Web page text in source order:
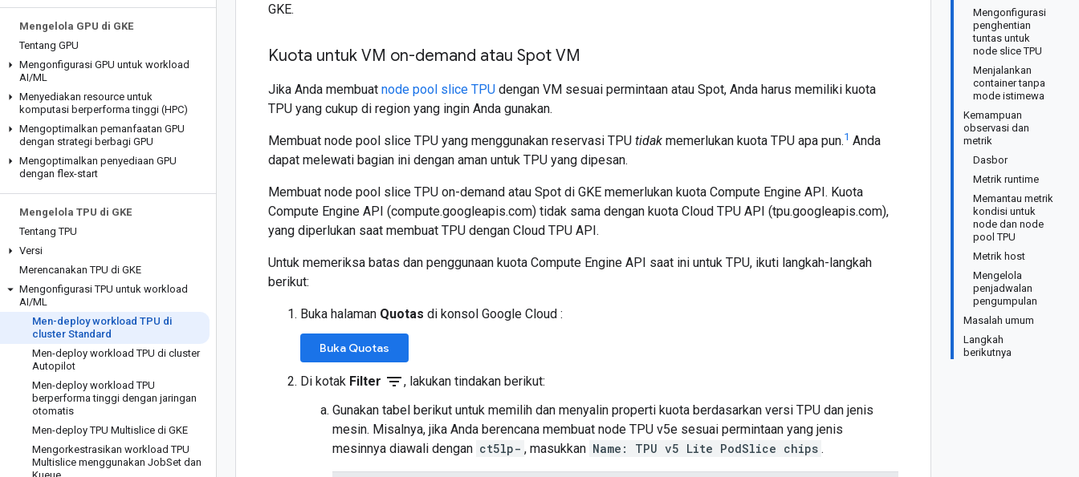
Mengelola GPU di GKE
Tentang GPU
Mengonfigurasi GPU untuk workload
AI/ML
Menyediakan resource untuk
komputasi berperforma tinggi (HPC)
Mengoptimalkan pemanfaatan GPU
dengan strategi berbagi GPU
Mengoptimalkan penyediaan GPU
dengan flex-start
Mengelola TPU di GKE
Tentang TPU
Versi
Merencanakan TPU di GKE
Mengonfigurasi TPU untuk workload
AI/ML
Men-deploy workload TPU di
cluster Standard
Men-deploy workload TPU di cluster
Autopilot
Men-deploy workload TPU
berperforma tinggi dengan jaringan
otomatis
Men-deploy TPU Multislice di GKE
Mengorkestrasikan workload TPU
Multislice menggunakan JobSet dan
Mengonfigurasi
penghentian
tuntas untuk
node slice TPU
Menjalankan
container tanpa
mode istimewa
Kemampuan
observasi dan
metrik
Dasbor
Metrik runtime
Memantau metrik
kondisi untuk
node dan node
pool TPU
Metrik host
Mengelola
penjadwalan
pengumpulan
Masalah umum
Langkah
berikutnya
GKE.
Kuota untuk VM on-demand atau Spot VM
Jika Anda membuat node pool slice TPU dengan VM sesuai permintaan atau Spot, Anda harus memiliki kuota
TPU yang cukup di region yang ingin Anda gunakan.
Membuat node pool slice TPU yang menggunakan reservasi TPU tidak memerlukan kuota TPU apa pun.1 Anda
dapat melewati bagian ini dengan aman untuk TPU yang dipesan.
Membuat node pool slice TPU on-demand atau Spot di GKE memerlukan kuota Compute Engine API. Kuota
Compute Engine API (compute.googleapis.com) tidak sama dengan kuota Cloud TPU API (tpu.googleapis.com),
yang diperlukan saat membuat TPU dengan Cloud TPU API.
Untuk memeriksa batas dan penggunaan kuota Compute Engine API saat ini untuk TPU, ikuti langkah-langkah
berikut:
Buka halaman Quotas di konsol Google Cloud :
Buka Quotas
Di kotak Filter filter_list, lakukan tindakan berikut:
Gunakan tabel berikut untuk memilih dan menyalin properti kuota berdasarkan versi TPU dan jenis
mesin. Misalnya, jika Anda berencana membuat node TPU v5e sesuai permintaan yang jenis
mesinnya diawali dengan ct5lp- , masukkan Name: TPU v5 Lite PodSlice chips .